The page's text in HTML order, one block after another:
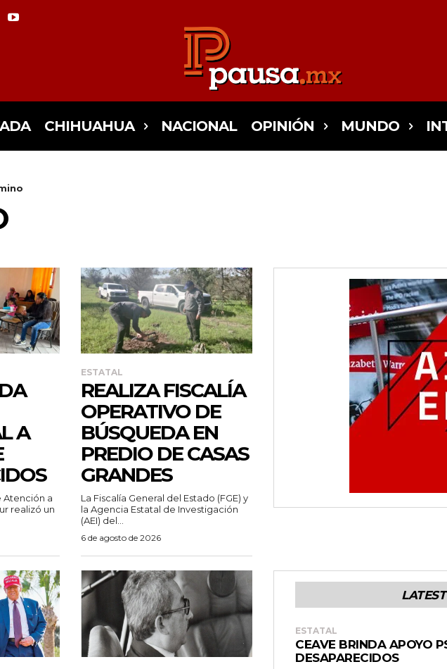
CHIHUAHUA NACIONAL OPINIÓN MUNDO
A
Atención a
realizó un
ESTATAL
REALIZA FISCALÍA
OPERATIVO DE
BÚSQUEDA EN
PREDIO DE CASAS
GRANDES
La Fiscalía General del Estado (FGE) y
la Agencia Estatal de Investigación
(AEI) del...
6 de agosto de 2026
ESTATAL
CEAVE BRINDA APOYO
DESAPARECIDOS